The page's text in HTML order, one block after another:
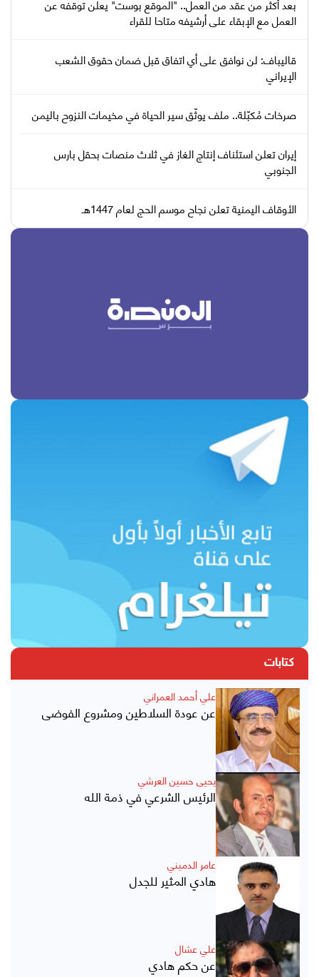
العمل مع الإبقاء على أرشيفه متاحا للقراء
قاليباف: لن نوافق على أي اتفاق قبل ضمان حقوق الشعب
الإيراني
صرخات مُكبّلة.. ملف يوثّق سير الحياة في مخيمات النزوح باليمن
إيران تعلن استئناف إنتاج الغاز في ثلاث منصات بحقل بارس
الجنوبي
الأوقاف اليمنية تعلن نجاح موسم الحج لعام 1447هـ
كتابات
علي أحمد العمراني
عن عودة السلاطين ومشروع الفوضى
يحيى حسين العرشي
الرئيس الشرعي في ذمة الله
عامر الدميني
هادي المثير للجدل
علي عشال
عن حكم هادي